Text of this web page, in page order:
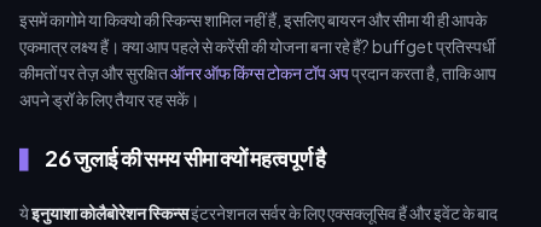
इसमें कागोमे या किक्यो की स्किन्स शामिल नहीं हैं, इसलिए बायरन और सीमा यी ही आपके
एकमात्र लक्ष्य हैं। क्या आप पहले से करेंसी की योजना बना रहे हैं? buffget प्रतिस्पर्धी
कीमतों पर तेज़ और सुरक्षितऑनर ऑफ किंग्स टोकन टॉप अपप्रदान करता है, ताकि आप
अपने ड्रॉ के लिए तैयार रह सकें।
26 जुलाई की समय सीमा क्यों महत्वपूर्ण है
येइनुयाशा कोलैबोरेशन स्किन्सइंटरनेशनल सर्वर के लिए एक्सक्लूसिव हैं और इवेंट के बाद